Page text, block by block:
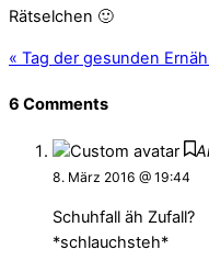
Rätselchen 🙂
« Tag der gesunden
6 Comments
8. März 2016 @ 19:44
Schuhfall äh Zufall?
*schlauchsteh*